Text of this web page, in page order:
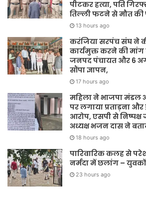
पीटकर हत्या, पति
तिल्ली फटने से मौत की
13 hours ago
करंजिया सरपंच संघ ने
कार्यमुक्त करने की
जनपद पंचायत और 6
सौंपा ज्ञापन,
17 hours ago
महिला ने भाजपा मंडल
पर लगाया प्रताड़ना
आरोप, एसपी से
अध्यक्ष भजन दास ने
18 hours ago
पारिवारिक कलह से
नर्मदा में छलांग –
23 hours ago